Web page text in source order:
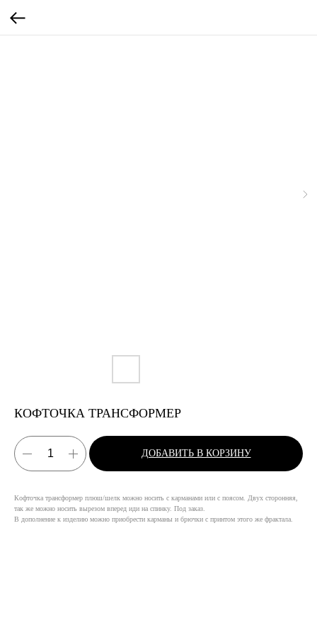
КОФТОЧКА ТРАНСФОРМЕР
ДОБАВИТЬ В КОРЗИНУ
Кофточка трансформер плюш/шелк можно носить с карманами или с поясом. Двух сторонняя,
так же можно носить вырезом вперед иди на спинку. Под заказ.
В дополнение к изделию можно приобрести карманы и брючки с принтом этого же фрактала.